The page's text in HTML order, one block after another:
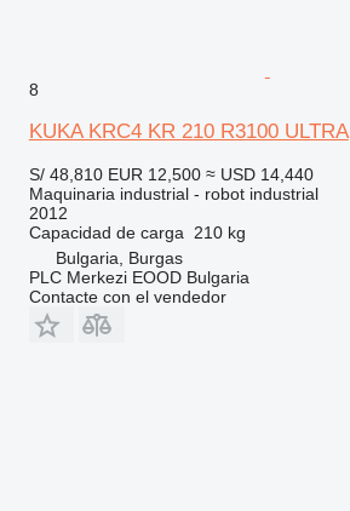
8
KUKA KRC4 KR 210 R3100 ULTRA
S/ 48,810 EUR 12,500 ≈ USD 14,440
Maquinaria industrial - robot industrial
2012
Capacidad de carga
210 kg
Bulgaria, Burgas
PLC Merkezi EOOD Bulgaria
Contacte con el vendedor